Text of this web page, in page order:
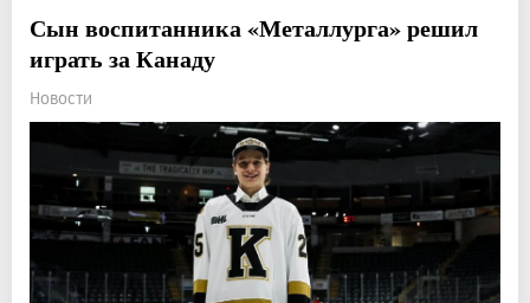
Сын воспитанника «Металлурга» решил
играть за Канаду
Новости